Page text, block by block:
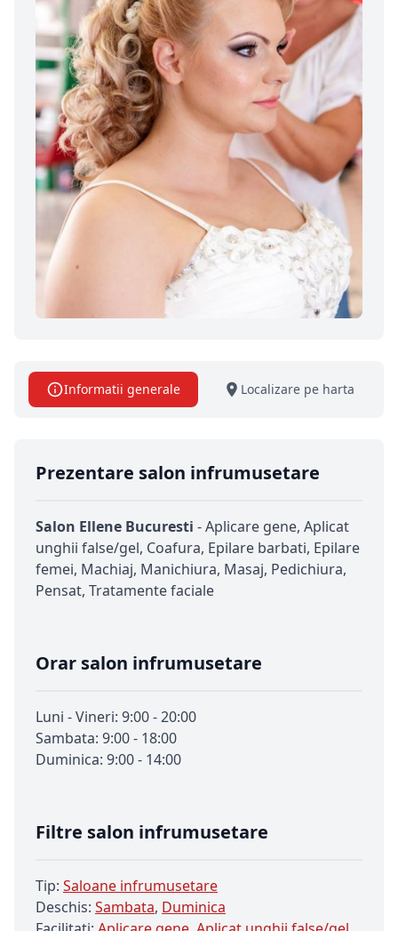
Informatii generale Localizare pe harta
Prezentare salon infrumusetare
Salon Ellene Bucuresti - Aplicare gene, Aplicat
unghii false/gel, Coafura, Epilare barbati, Epilare
femei, Machiaj, Manichiura, Masaj, Pedichiura,
Pensat, Tratamente faciale
Orar salon infrumusetare
Luni - Vineri: 9:00 - 20:00
Sambata: 9:00 - 18:00
Duminica: 9:00 - 14:00
Filtre salon infrumusetare
Tip: Saloane infrumusetare
Deschis: Sambata, Duminica